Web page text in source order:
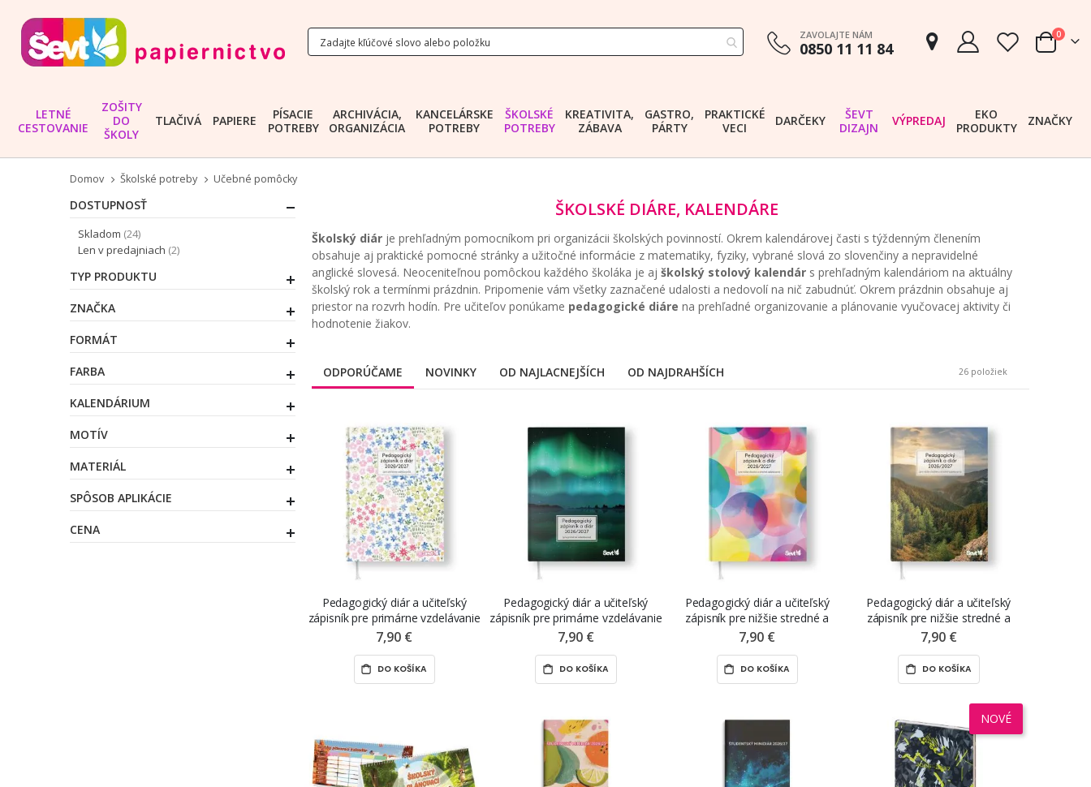
ZAVOLAJTE NÁM
0850 11 11 84 Cart
0
LETNÉ
CESTOVANIE
ZOŠITY
DO
ŠKOLY
TLAČIVÁ PAPIERE
PÍSACIE
POTREBY
ARCHIVÁCIA,
ORGANIZÁCIA
KANCELÁRSKE
POTREBY
ŠKOLSKÉ
POTREBY
KREATIVITA,
ZÁBAVA
GASTRO,
PÁRTY
PRAKTICKÉ
VECI
DARČEKY
ŠEVT
DIZAJN
VÝPREDAJ
EKO
PRODUKTY
ZNAČKY
Domov Školské potreby Učebné pomôcky
ŠKOLSKÉ DIÁRE, KALENDÁRE
Školský diár je prehľadným pomocníkom pri organizácii školských povinností. Okrem kalendárovej časti s týždenným členením
obsahuje aj praktické pomocné stránky a užitočné informácie z matematiky, fyziky, vybrané slová zo slovenčiny a nepravidelné
anglické slovesá. Neoceniteľnou pomôckou každého školáka je aj školský stolový kalendár s prehľadným kalendáriom na aktuálny
školský rok a termínmi prázdnin. Pripomenie vám všetky zaznačené udalosti a nedovolí na nič zabudnúť. Okrem prázdnin obsahuje aj
priestor na rozvrh hodín. Pre učiteľov ponúkame pedagogické diáre na prehľadné organizovanie a plánovanie vyučovacej aktivity či
hodnotenie žiakov.
ODPORÚČAME NOVINKY OD NAJLACNEJŠÍCH OD NAJDRAHŠÍCH 26položiek
Pedagogický diár a učiteľský
zápisník pre primárne vzdelávanie
(1. stupeň ZŠ) „kvety“, 2026 –
2027
7,90 €
DO KOŠÍKA
Pedagogický diár a učiteľský
zápisník pre primárne vzdelávanie
(1. stupeň ZŠ) „aurora“, 2026 –
2027
7,90 €
DO KOŠÍKA
Pedagogický diár a učiteľský
zápisník pre nižšie stredné a
stredné vzdelávanie (2.stupeň ZŠ
a SŠ) „kruhy“, 2026 – 2027
7,90 €
DO KOŠÍKA
Pedagogický diár a učiteľský
zápisník pre nižšie stredné a
stredné vzdelávanie (2.stupeň ZŠ
a SŠ) „Nízke Tatry“, 2026 – 2027
7,90 €
DO KOŠÍKA
NOVÉ
DOSTUPNOSŤ
Skladom 24
položky
Len v predajniach 2
položky
TYP PRODUKTU
ZNAČKA
FORMÁT
FARBA
KALENDÁRIUM
MOTÍV
MATERIÁL
SPÔSOB APLIKÁCIE
CENA